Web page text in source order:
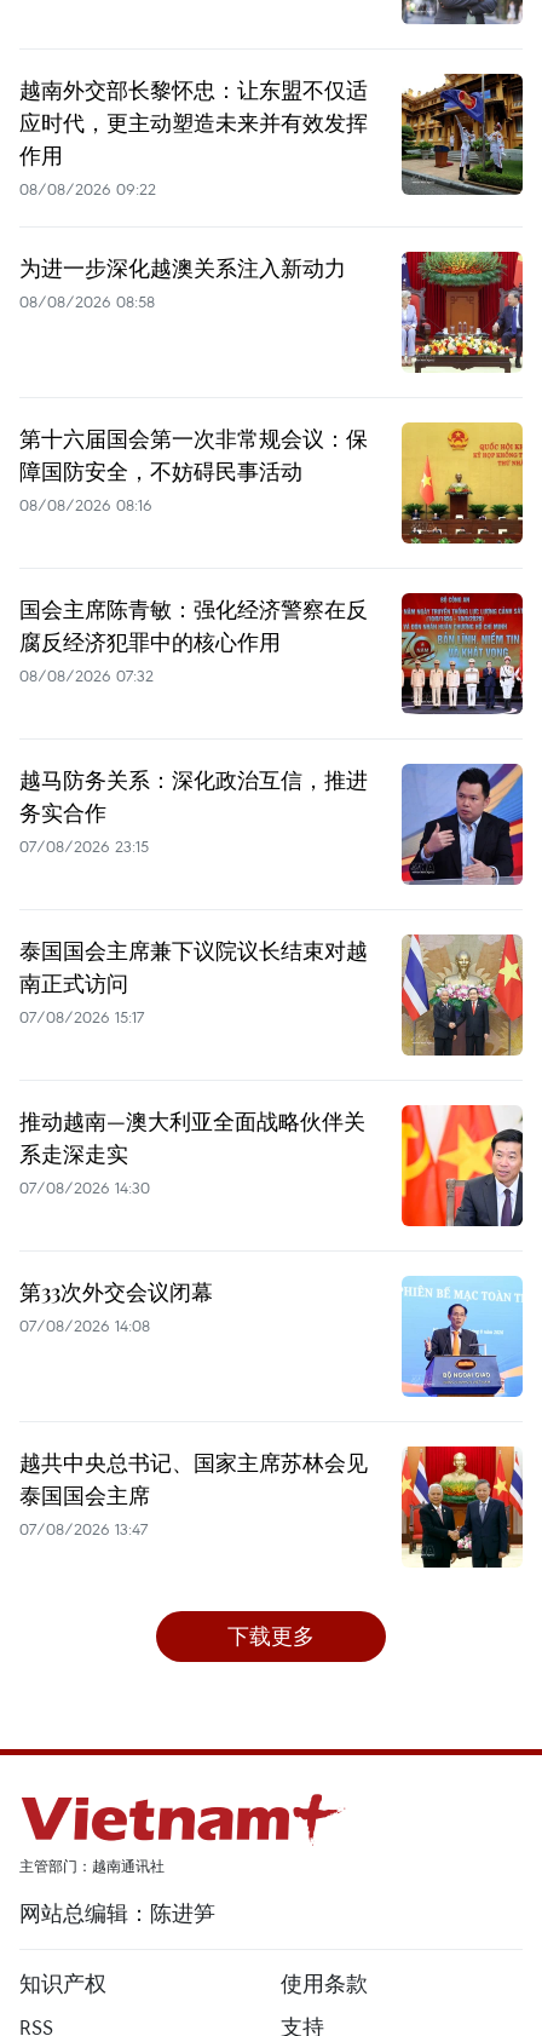
越南外交部长黎怀忠：让东盟不仅适
应时代，更主动塑造未来并有效发挥
作用
08/08/2026 09:22
为进一步深化越澳关系注入新动力
08/08/2026 08:58
第十六届国会第一次非常规会议：保
障国防安全，不妨碍民事活动
08/08/2026 08:16
国会主席陈青敏：强化经济警察在反
腐反经济犯罪中的核心作用
08/08/2026 07:32
越马防务关系：深化政治互信，推进
务实合作
07/08/2026 23:15
泰国国会主席兼下议院议长结束对越
南正式访问
07/08/2026 15:17
推动越南—澳大利亚全面战略伙伴关
系走深走实
07/08/2026 14:30
第33次外交会议闭幕
07/08/2026 14:08
越共中央总书记、国家主席苏林会见
泰国国会主席
07/08/2026 13:47
下载更多
主管部门：越南通讯社
网站总编辑：陈进笋
知识产权
使用条款
RSS
支持